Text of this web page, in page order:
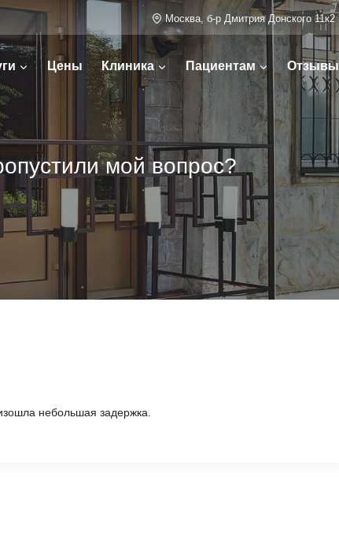
Москва, б-р Дмитрия Донского 11к2
Цены Клиника Пациентам Отзывы
мой вопрос?
небольшая задержка.